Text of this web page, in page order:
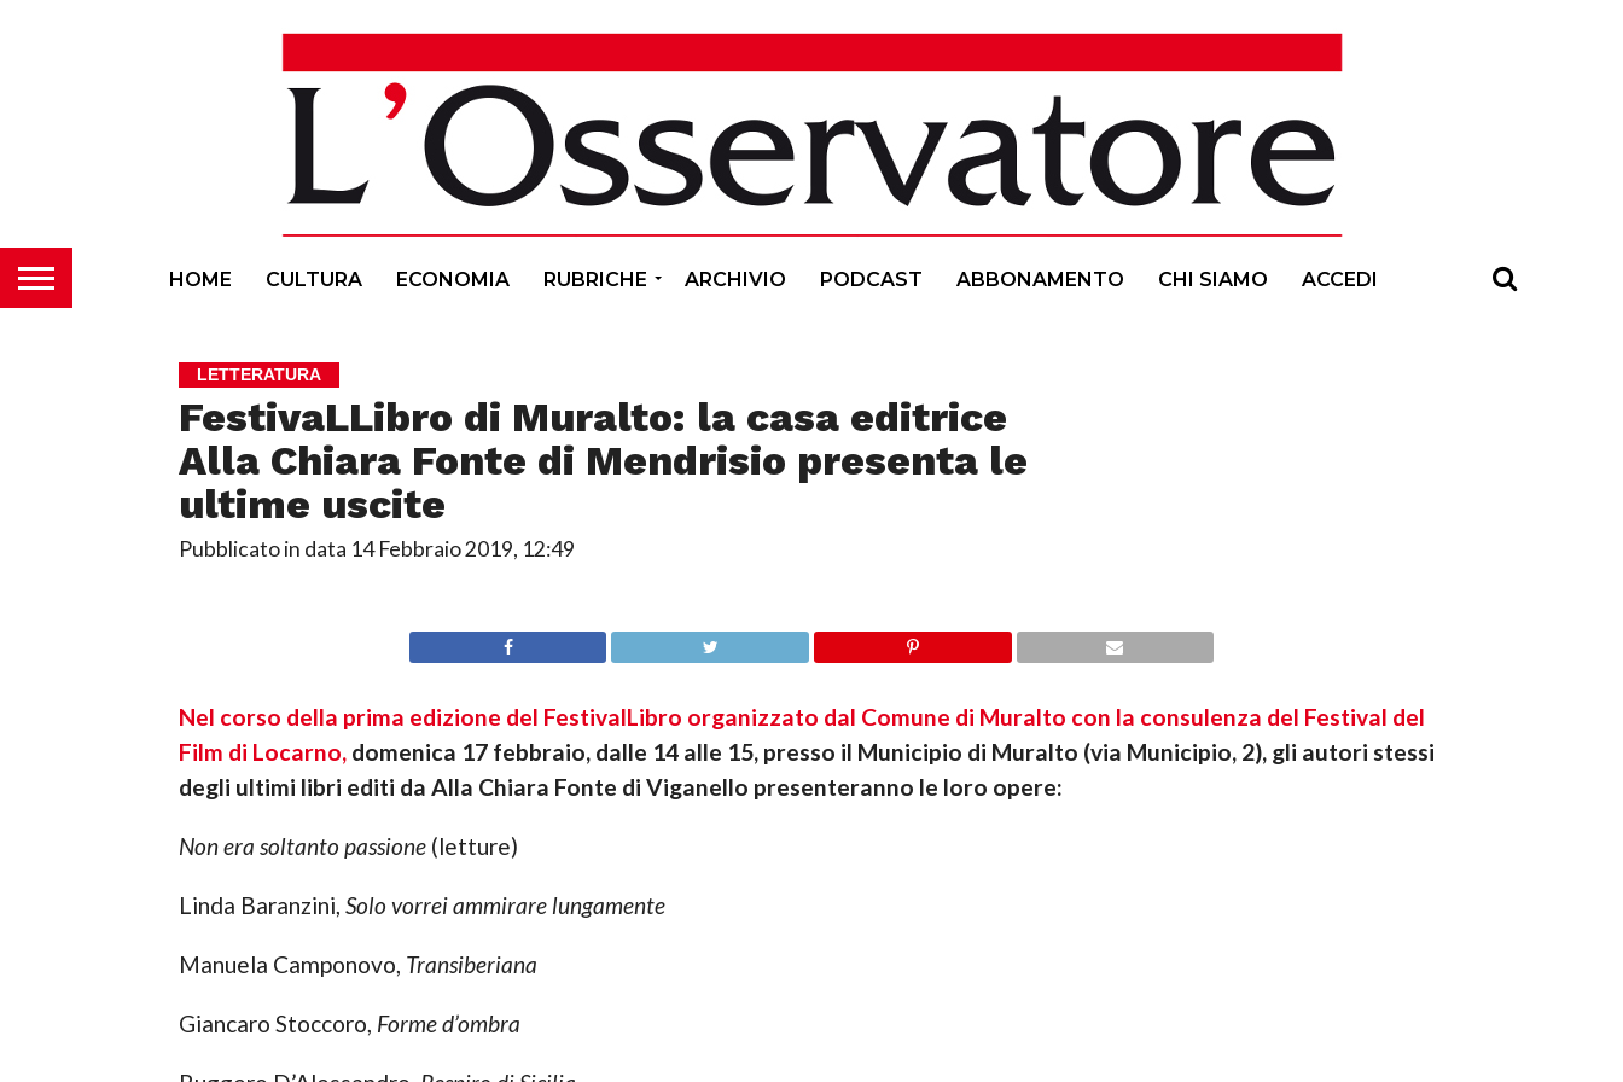
HOME CULTURA ECONOMIA RUBRICHE ARCHIVIO PODCAST ABBONAMENTO CHI SIAMO ACCEDI
LETTERATURA
FestivaLLibro di Muralto: la casa editrice
Alla Chiara Fonte di Mendrisio presenta le
ultime uscite
Pubblicato in data 14 Febbraio 2019, 12:49
Nel corso della prima edizione del FestivalLibro organizzato dal Comune di Muralto con la consulenza del Festival del
Film di Locarno, domenica 17 febbraio, dalle 14 alle 15, presso il Municipio di Muralto (via Municipio, 2), gli autori stessi
degli ultimi libri editi da Alla Chiara Fonte di Viganello presenteranno le loro opere:
Non era soltanto passione(letture)
Linda Baranzini, Solo vorrei ammirare lungamente
Manuela Camponovo, Transiberiana
Giancaro Stoccoro, Forme d’ombra